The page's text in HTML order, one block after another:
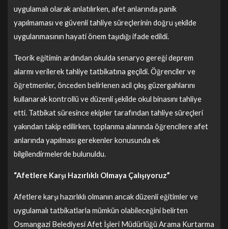
uygulamalı olarak anlatılırken, afet anlarında panik
yapılmaması ve güvenli tahliye süreçlerinin doğru şekilde
uygulanmasının hayati önem taşıdığı ifade edildi.
Teorik eğitimin ardından okulda senaryo gereği deprem
alarmı verilerek tahliye tatbikatına geçildi. Öğrenciler ve
öğretmenler, önceden belirlenen acil çıkış güzergahlarını
kullanarak kontrollü ve düzenli şekilde okul binasını tahliye
etti. Tatbikat süresince ekipler tarafından tahliye süreçleri
yakından takip edilirken, toplanma alanında öğrencilere afet
anlarında yapılması gerekenler konusunda ek
bilgilendirmelerde bulunuldu.
“Afetlere Karşı Hazırlıklı Olmaya Çalışıyoruz”
Afetlere karşı hazırlıklı olmanın ancak düzenli eğitimler ve
uygulamalı tatbikatlarla mümkün olabileceğini belirten
Osmangazi Belediyesi Afet İşleri Müdürlüğü Arama Kurtarma